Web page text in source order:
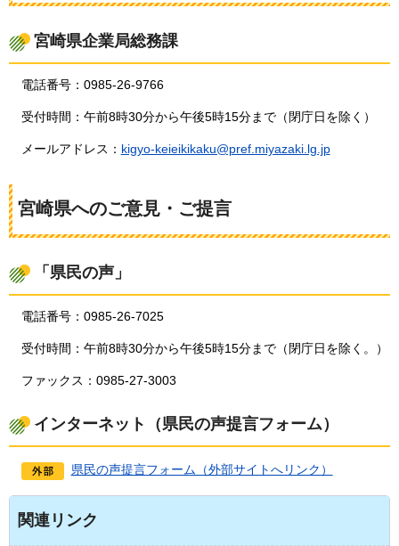
宮崎県企業局総務課
電話番号：0985-26-9766
受付時間：午前8時30分から午後5時15分まで（閉庁日を除く）
メールアドレス： kigyo-keieikikaku@pref.miyazaki.lg.jp
宮崎県へのご意見・ご提言
「県民の声」
電話番号：0985-26-7025
受付時間：午前8時30分から午後5時15分まで（閉庁日を除く。）
ファックス：0985-27-3003
インターネット（県民の声提言フォーム）
県民の声提言フォーム（外部サイトへリンク）
関連リンク